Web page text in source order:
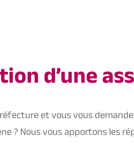
d’une
et vous vous
? Nous vous apportons les